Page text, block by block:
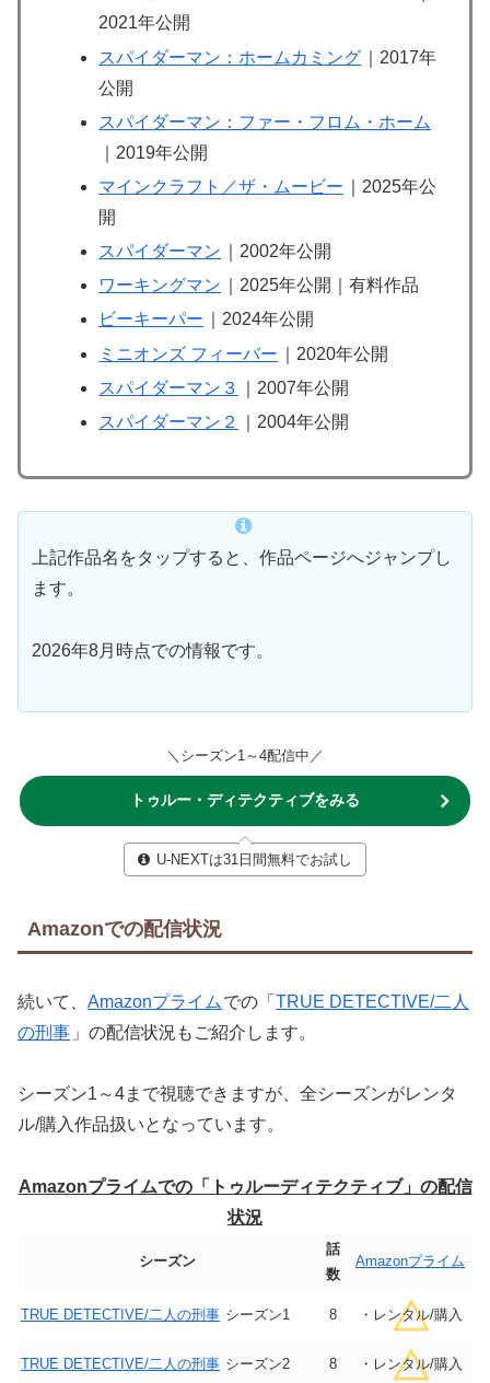
2021年公開
スパイダーマン：ホームカミング ｜2017年
公開
スパイダーマン：ファー・フロム・ホーム
｜2019年公開
マインクラフト／ザ・ムービー
｜2025年公
開
スパイダーマン
｜2002年公開
ワーキングマン
｜2025年公開｜有料作品
ビーキーパー
｜2024年公開
ミニオンズ フィーバー
｜2020年公開
スパイダーマン３
｜2007年公開
スパイダーマン２
｜2004年公開
上記作品名をタップすると、作品ページへジャンプし
ます。
2026年8月時点での情報です。
＼シーズン1～4配信中／
トゥルー・ディテクティブをみる
U-NEXTは31日間無料でお試し
Amazonでの配信状況
続いて、 Amazonプライム での「 TRUE DETECTIVE/二人
の刑事 」の配信状況もご紹介します。
シーズン1～4まで視聴できますが、全シーズンがレンタ
ル/購入作品扱いとなっています。
Amazonプライムでの「トゥルーディテクティブ」の配信
状況
シーズン
話
数
Amazonプライム
TRUE DETECTIVE/二人の刑事 シーズン1 8 ・レンタル/購入
TRUE DETECTIVE/二人の刑事 シーズン2 8 ・レンタル/購入